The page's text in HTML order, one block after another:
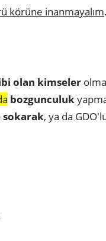
körüne inanmayalım
olan kimseler
bozgunculuk
sokarak, ya da